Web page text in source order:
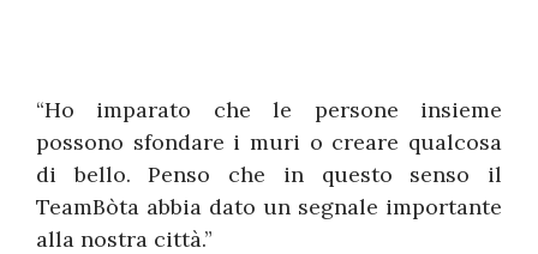
“Ho imparato che le persone insieme
possono sfondare i muri o creare qualcosa
di bello. Penso che in questo senso il
TeamBòta abbia dato un segnale importante
alla nostra città.”